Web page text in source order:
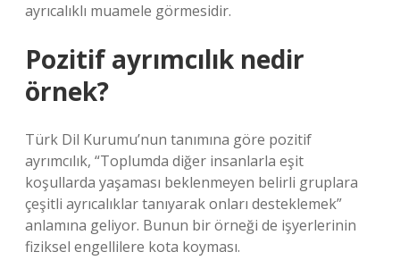
ayrıcalıklı muamele görmesidir.
Pozitif ayrımcılık nedir
örnek?
Türk Dil Kurumu’nun tanımına göre pozitif
ayrımcılık, “Toplumda diğer insanlarla eşit
koşullarda yaşaması beklenmeyen belirli gruplara
çeşitli ayrıcalıklar tanıyarak onları desteklemek”
anlamına geliyor. Bunun bir örneği de işyerlerinin
fiziksel engellilere kota koyması.